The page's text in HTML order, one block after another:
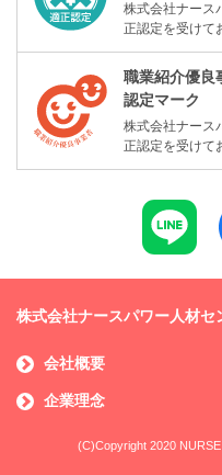
株式会社ナース
正認定を受けて
職業紹介優良
認定マーク
株式会社ナース
正認定を受けて
株式会社ナースパワー人材セ
会社概要
企業理念
(C)Copyright 2020